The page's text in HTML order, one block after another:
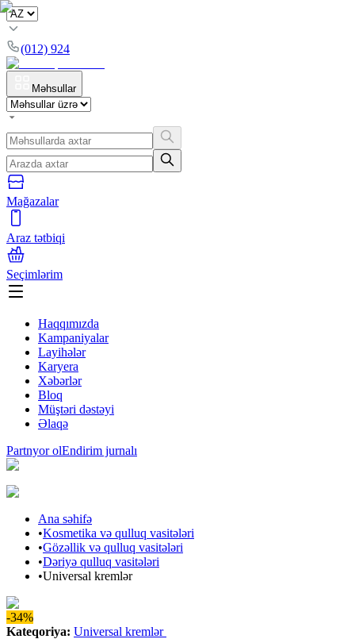
(012) 924
Məhsullar
Mağazalar
Araz tətbiqi
Seçimlərim
Haqqımızda
Kampaniyalar
Layihələr
Karyera
Xəbərlər
Bloq
Müştəri dəstəyi
Əlaqə
Partnyor olEndirim jurnalı
Ana səhifə
•Kosmetika və qulluq vasitələri
•Gözəllik və qulluq vasitələri
•Dəriyə qulluq vasitələri
•Universal kremlər
-34%
Kateqoriya: Universal kremlər